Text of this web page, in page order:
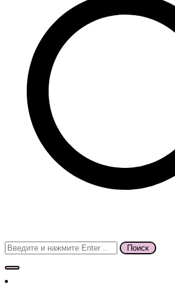
Поиск
для: